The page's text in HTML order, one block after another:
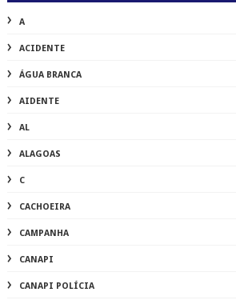
A
ACIDENTE
ÁGUA BRANCA
AIDENTE
AL
ALAGOAS
C
CACHOEIRA
CAMPANHA
CANAPI
CANAPI POLÍCIA